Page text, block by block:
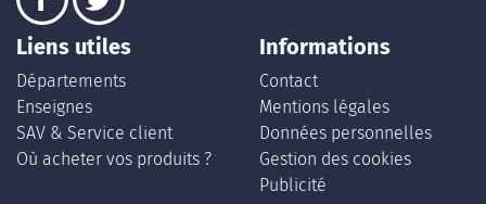
Liens utiles
Départements
Enseignes
SAV & Service client
Où acheter vos produits ?
Informations
Contact
Mentions légales
Données personnelles
Gestion des cookies
Publicité